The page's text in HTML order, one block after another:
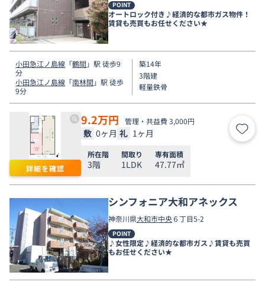
POINT
オートロック付き♪経済的な都市ガス物件！
賃貸も売買もお任せください★
小田急江ノ島線 「鶴間 」駅 徒歩9
分
小田急江ノ島線 「南林間 」駅 徒歩
9分
築14年
3階建
軽量鉄骨
詳細を確認
9.2万円 管理・共益費 3,000円
敷 0ヶ月 礼 1ヶ月 お気
所在階
3階
間取り
1LDK
専有面積
47.77㎡
シンフォニア大和アネックス
神奈川県大和市中央６丁目5-2
POINT
♪女性限定♪経済的な都市ガス♪賃貸も売買
もお任せください★